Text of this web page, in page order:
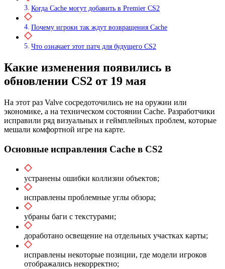
Когда Cache могут добавить в Premier CS2
Почему игроки так ждут возвращения Cache
Что означает этот патч для будущего CS2
Какие изменения появились в
обновлении CS2 от 19 мая
На этот раз Valve сосредоточились не на оружии или
экономике, а на техническом состоянии Cache. Разработчики
исправили ряд визуальных и геймплейных проблем, которые
мешали комфортной игре на карте.
Основные исправления Cache в CS2
устранены ошибки коллизии объектов;
исправлены проблемные углы обзора;
убраны баги с текстурами;
доработано освещение на отдельных участках карты;
исправлены некоторые позиции, где модели игроков
отображались некорректно;